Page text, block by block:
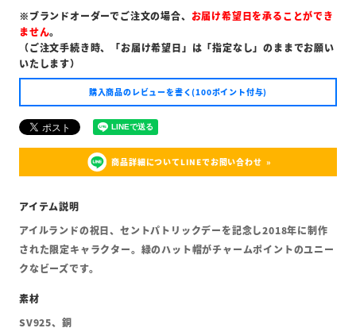
※ブランドオーダーでご注文の場合、 お届け希望日を承ることができ
ません。
（ご注文手続き時、「お届け希望日」は「指定なし」のままでお願い
いたします）
購入商品のレビューを書く(100ポイント付与)
商品詳細についてLINEでお問い合わせ
アイルランドの祝日、セントパトリックデーを記念し2018年に制作
された限定キャラクター。緑のハット帽がチャームポイントのユニー
クなビーズです。
SV925、銅